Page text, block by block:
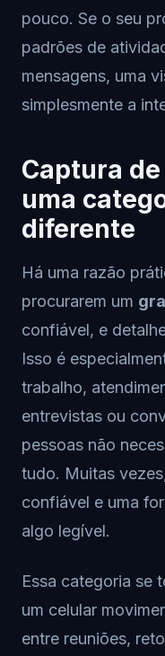
pouco. Se o seu
padrões de
mensagens, uma
simplesmente a
Captura
uma
diferente
Há uma razão
procurarem um
confiável, e
Isso é
trabalho,
entrevistas ou
pessoas não
tudo. Muitas
confiável e uma
algo legível.
Essa categoria se
um celular
entre reuniões,